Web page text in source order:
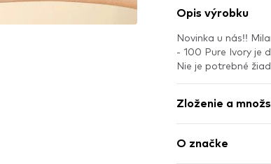
Opis výrobku
Novinka u nás!!
- 100 Pure Ivory je
Nie je potrebné
Zloženie a
O značke